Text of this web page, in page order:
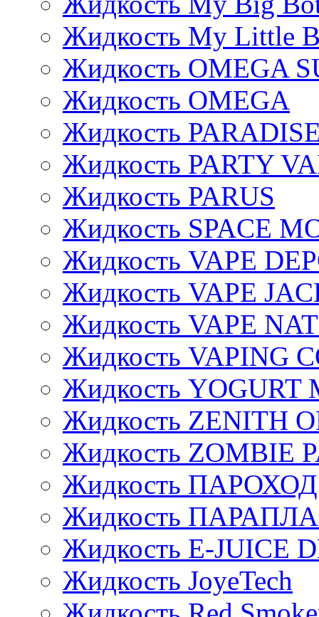
Жидкость My Little
Жидкость OMEGA
Жидкость OMEGA
Жидкость
Жидкость PARTY
Жидкость PARUS
Жидкость SPACE
Жидкость VAPE
Жидкость VAPE
Жидкость VAPE
Жидкость VAPING
Жидкость YOGURT
Жидкость ZENITH
Жидкость ZOMBIE
Жидкость ПАРОХОД
Жидкость
Жидкость E-JUIСE
Жидкость JoyeTech